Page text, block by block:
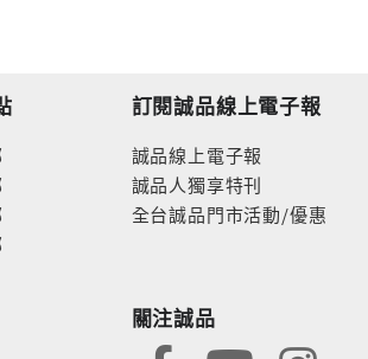
訂閱誠品線上電子報
誠品線上電子報
誠品人獨享特刊
全台誠品門市活動/優惠
關注誠品